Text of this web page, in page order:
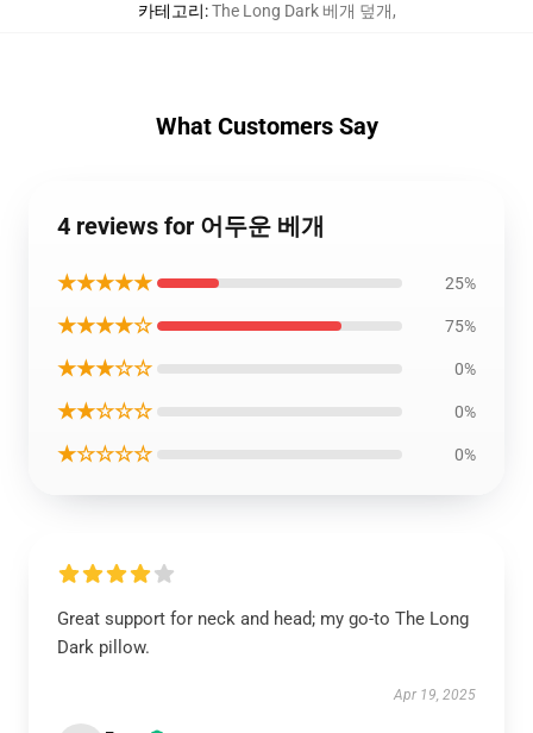
카테고리:The Long Dark 베개 덮개,
What Customers Say
4 reviews for 어두운 베개
★★★★★ 25%
★★★★☆ 75%
★★★☆☆ 0%
★★☆☆☆ 0%
★☆☆☆☆ 0%
Great support for neck and head; my go-to The Long
Dark pillow.
Apr 19, 2025